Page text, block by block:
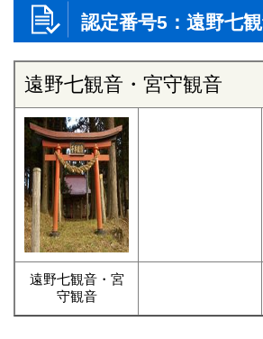
認定番号5：遠野七
遠野七観音・宮守観音
遠野七観音・宮
守観音